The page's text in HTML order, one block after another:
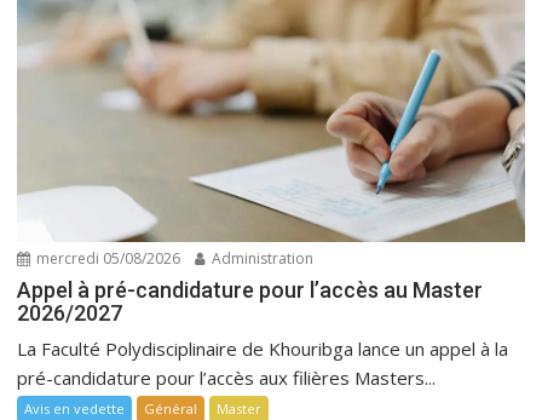
mercredi 05/08/2026 Administration
Appel à pré-candidature pour l’accès au Master
2026/2027
La Faculté Polydisciplinaire de Khouribga lance un appel à la
pré-candidature pour l’accès aux filières Masters...
Avis en vedette Général Master